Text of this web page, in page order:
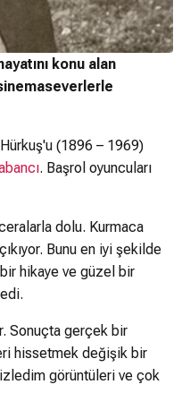
konu alan
(1896 – 1969)
. Başrol oyuncuları
dolu. Kurmaca
Bunu en iyi şekilde
bir hikaye ve güzel bir
Sonuçta gerçek bir
hissetmek değişik bir
görüntüleri ve çok